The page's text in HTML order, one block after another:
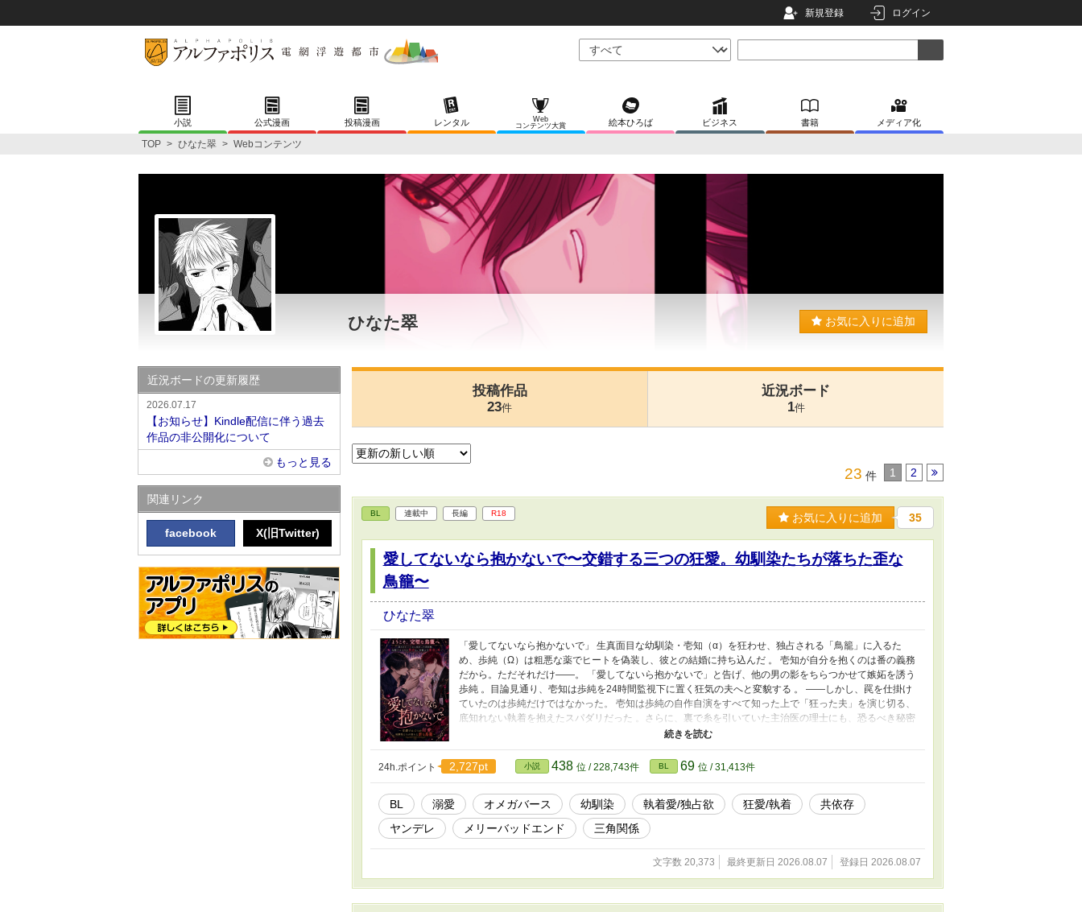
新規登録 ログイン
小説 公式漫画 投稿漫画 レンタル
Web
コンテンツ大賞
絵本ひろば ビジネス 書籍 メディア化
TOP > ひなた翠 > Webコンテンツ
ひなた翠 お気に入りに追加
投稿作品
23件
近況ボード
1件
23 件 1 2
BL 連載中 長編 R18 お気に入りに追加 35
愛してないなら抱かないで〜交錯する三つの狂愛。幼馴染たちが落ちた歪な
鳥籠〜
ひなた翠
「愛してないなら抱かないで」 生真面目な幼馴染・壱知（α）を狂わせ、独占される「鳥籠」に入るた
め、歩純（Ω）は粗悪な薬でヒートを偽装し、彼との結婚に持ち込んだ 。 壱知が自分を抱くのは番の義務
だから。ただそれだけ――。 「愛してないら抱かないで」と告げ、他の男の影をちらつかせて嫉妬を誘う
歩純 。目論見通り、壱知は歩純を24時間監視下に置く狂気の夫へと変貌する 。 ――しかし、罠を仕掛け
ていたのは歩純だけではなかった。 壱知は歩純の自作自演をすべて知った上で「狂った夫」を演じ切る、
底知れない執着を抱えたスパダリだった 。さらに、裏で糸を引いていた主治医の理士にも、恐るべき秘密
と異常な狂気が隠されていて…… 。 交錯する三つの狂愛 。一番狂っているのは誰なのか？ 嘘と執着に塗
24h.ポイント
2,727pt 小説 438 位 / 228,743件 BL 69 位 / 31,413件
BL 溺愛 オメガバース 幼馴染 執着愛/独占欲 狂愛/執着
共依存
ヤンデレ
メリーバッドエンド 三角関係
文字数 20,373 最終更新日 2026.08.07 登録日 2026.08.07
近況ボードの更新履歴
2026.07.17
【お知らせ】Kindle配信に伴う過去
作品の非公開化について
もっと見る
関連リンク
facebook X(旧Twitter)